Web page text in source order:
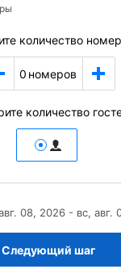
количество
0 номеров
количество
08, 2026 - вс, авг.
Следующий шаг